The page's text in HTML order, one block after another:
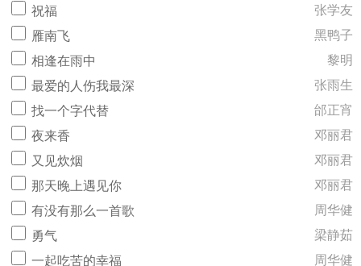
祝福
张学友
雁南飞
黑鸭子
相逢在雨中
黎明
最爱的人伤我最深
张雨生
找一个字代替
邰正宵
夜来香
邓丽君
又见炊烟
邓丽君
那天晚上遇见你
邓丽君
有没有那么一首歌
周华健
勇气
梁静茹
一起吃苦的幸福
周华健